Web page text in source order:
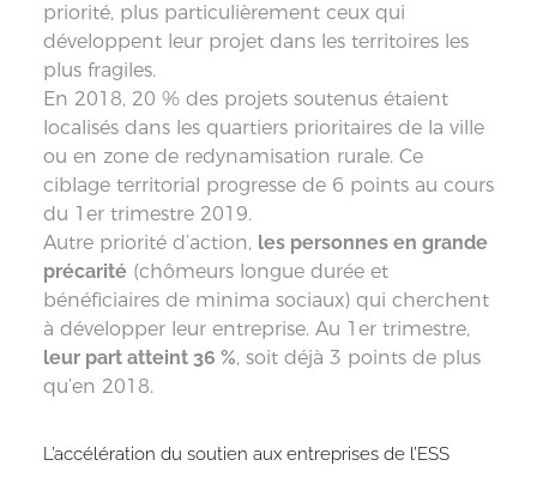
priorité, plus particulièrement ceux qui
développent leur projet dans les territoires les
plus fragiles.
En 2018, 20 % des projets soutenus étaient
localisés dans les quartiers prioritaires de la ville
ou en zone de redynamisation rurale. Ce
ciblage territorial progresse de 6 points au cours
du 1er trimestre 2019.
Autre priorité d’action, les personnes en grande
précarité(chômeurs longue durée et
bénéficiaires de minima sociaux) qui cherchent
à développer leur entreprise. Au 1er trimestre,
leur part atteint 36 %, soit déjà 3 points de plus
qu’en 2018.
L’accélération du soutien aux entreprises de l’ESS